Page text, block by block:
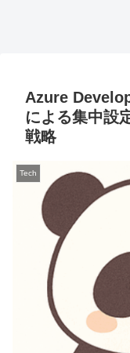
Azure
による集中設
戦略
Tech